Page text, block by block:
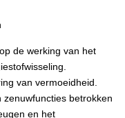
de werking van het
van vermoeidheid.
betrokken
en het